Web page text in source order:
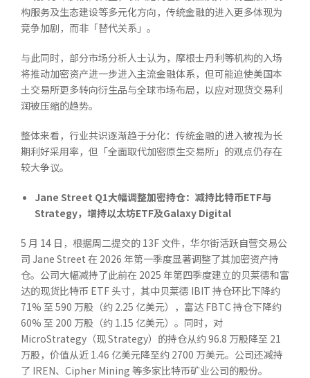
构服务及生态建设等多元化方向，传统金融的进入更多体现为
竞争加剧，而非「替代关系」。
与此同时，部分市场分析人士认为，摩根士丹利等机构的入场
将推动加密资产进一步进入主流金融体系，但可能迫使美国本
土交易所更多转向衍生品与全球市场布局，以应对现货交易利
润被压缩的趋势。
整体来看，行业共识逐渐趋于分化：传统金融的进入被视为长
期利好采用率，但「全面取代加密原生交易所」的观点仍存在
较大争议。
Jane Street Q1大幅调整加密持仓：减持比特币ETF与
Strategy，增持以太坊ETF及Galaxy Digital
5 月 14 日，根据周二提交的 13F 文件，华尔街活跃自营交易公
司 Jane Street 在 2026 年第一季度显著调整了其加密资产持
仓。公司大幅减持了此前在 2025 年第四季度建立的贝莱德和富
达的现货比特币 ETF 头寸，其中贝莱德 IBIT 持仓环比下降约
71% 至 590 万股（约 2.25 亿美元），富达 FBTC 持仓下降约
60% 至 200 万股（约 1.15 亿美元）。同时，对
MicroStrategy（现 Strategy）的持仓从约 96.8 万股降至 21
万股，价值从近 1.46 亿美元降至约 2700 万美元。公司还减持
了 IREN、Cipher Mining 等多家比特币矿业公司的股份。